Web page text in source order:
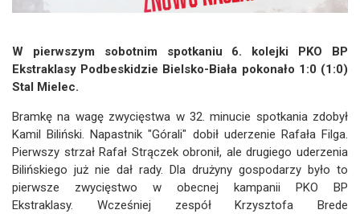
W pierwszym sobotnim spotkaniu 6. kolejki PKO BP
Ekstraklasy Podbeskidzie Bielsko-Biała pokonało 1:0 (1:0)
Stal Mielec.
Bramkę na wagę zwycięstwa w 32. minucie spotkania zdobył
Kamil Biliński. Napastnik "Górali" dobił uderzenie Rafała Filga.
Pierwszy strzał Rafał Strączek obronił, ale drugiego uderzenia
Bilińskiego już nie dał rady. Dla drużyny gospodarzy było to
pierwsze zwycięstwo w obecnej kampanii PKO BP
Ekstraklasy. Wcześniej zespół Krzysztofa Brede